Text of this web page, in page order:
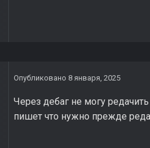
Опубликовано 8 января, 2025
Через дебаг не могу
пишет что нужно прежде